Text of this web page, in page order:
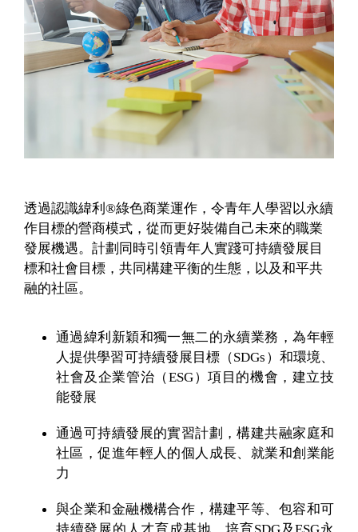
透過認識緯利®綠色商業運作，令青年人學習以永續
作目標的營商模式，從而更好裝備自己未來的職業
發展機遇。計劃同時引領青年人實踐可持續發展目
標和社會目標，共同構建平衡的生態，以及和平共
融的社區。
通過緯利新穎和獨一無二的永續業務，為年輕
人提供學習可持續發展目標（SDGs）和環境、
社會及企業管治（ESG）項目的機會，建立技
能發展
通過可持續發展的實習計劃，構建共融家庭和
社區，促進年輕人的個人成長、就業和創業能
力
與企業和金融機構合作，構建平等、包容和可